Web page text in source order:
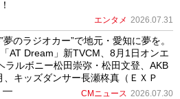
エンタメ 2026.07.31
夢のラジオカー”で地元・愛知に夢を。
AT Dream」新TVCM、8月1日オンエ
ルボニー松田崇弥・松田文登、AKB
、キッズダンサー長瀬柊真（ＥＸＰ
―
CMニュース 2026.07.30